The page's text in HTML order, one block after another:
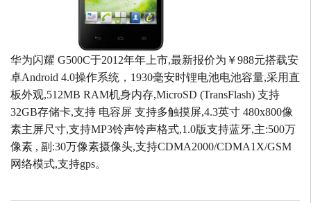
华为闪耀 G500C于2012年年上市,最新报价为￥988元搭载安
卓Android 4.0操作系统，1930毫安时锂电池电池容量,采用直
板外观,512MB RAM机身内存,MicroSD (TransFlash) 支持
32GB存储卡,支持 电容屏 支持多触摸屏,4.3英寸 480x800像
素主屏尺寸,支持MP3铃声铃声格式,1.0版支持蓝牙,主:500万
像素 , 副:30万像素摄像头,支持CDMA2000/CDMA1X/GSM
网络模式,支持gps。